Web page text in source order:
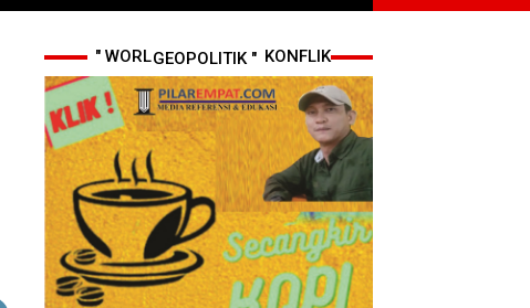
" WORLD CUP 2026 & KONFLIK GEOPOLITIK "